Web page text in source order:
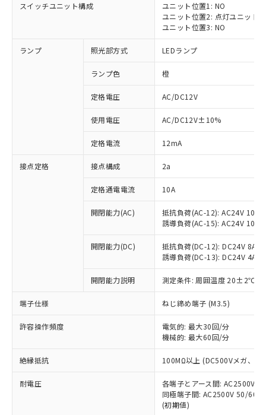
スイッチユニット構成
ユニット位置1: NO
ユニット位置2: 点灯ユニット
ユニット位置3: NO
ランプ 照光部方式 LEDランプ
ランプ色 橙
定格電圧 AC/DC12V
使用電圧 AC/DC12V±10%
定格電流 12mA
接点定格 接点構成 2a
定格通電電流 10A
開閉能力(AC)
抵抗負荷(AC-12): AC24V 10A/
誘導負荷(AC-15): AC24V
開閉能力(DC)
抵抗負荷(DC-12): DC24V 8A/
誘導負荷(DC-13): DC24V 4A/
開閉能力説明 測定条件: 周囲温度 20±2℃、
端子仕様 ねじ締め端子 (M3.5)
許容操作頻度
電気的: 最大30回/分
機械的: 最大60回/分
絶縁抵抗 100MΩ以上 (DC500Vメガ、点
耐電圧
各端子とアース間: AC2500V
同極端子間: AC2500V 50/
(初期値)
ご利用条件
以下の条件をお読みいただき、同意のうえ
ご利用ください。
本サービスは、当社制御機器事業取扱
商品の当社在庫状況および標準価格
(税抜)を提供させていただくもので
当社制御機器事業取扱商品の中には、
本サービスの対象外となる商品もある
ことをご了承ください。
在庫状況および標準価格照会結果は、
記載している更新日時点での社内デー
タに基づき作成されるものであり、閲
覧された時点での実際の在庫および標
準価格とは異なる場合があることをご
※1 対応状況
対応済み：EU RoHS指令（10物質）の
非含有に対応した製品が提供可能な商品で
す。
対応予定：EU RoHS指令（10物質）の非含
有に対応した製品に切り替える予定のある
対応予定なし：EU RoHS指令（10物質）の
非含有に非対応の商品で、対応品を出す予
定はありません。
調査・確認中：EU RoHS指令（10物質）の
非含有の対応状況を調査中または確認中の
非該当品：ライセンス料など無形物で、有
害物質有無と関係のない商品です。
仕入先様の事情により、非含有部品として
いたものが、含有品と判明した場合などや
むを得ず変更することがあります。
六価クロム(Cr(Ⅵ)) 1000ppm以下、ポリ臭化ビフェニル
類(PBB) 1000ppm以下、ポリ臭化ジフェニルエーテル類
「○」：最大均質材料含有率が中国RoHSの
基準値以下であることを示します。
「×」：最大均質材料含有率が中国RoHSの
基準値を超えていることを示します。
「－」：未確認です。当社販売部門へお問
*中国RoHS10物質の基準値 (GB/T26572)：
Pb(鉛) :1000ppm、 Hg(水銀) : 1000ppm、 Cd(カドミウ
Cr(Ⅵ)(六価クロム) : 1000ppm、 PBBs(ポリ臭化ビフェ
当社は、これら貴社製品のうち、外国
為替および外国貿易法に定める商品
（以下｢規制貨物等」という）を輸出
または国外への提供する場合は、日本
国政府の輸出許可(または役務取引許
可)を取得するなどの必要な手続きを